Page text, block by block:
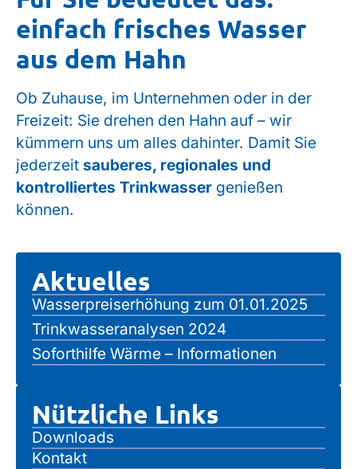
einfach frisches Wasser
aus dem Hahn
Ob Zuhause, im Unternehmen oder in der
Freizeit: Sie drehen den Hahn auf – wir
kümmern uns um alles dahinter. Damit Sie
jederzeit sauberes, regionales und
kontrolliertes Trinkwasser genießen
können.
Aktuelles
Wasserpreiserhöhung zum 01.01.2025
Trinkwasseranalysen 2024
Soforthilfe Wärme – Informationen
Nützliche Links
Downloads
Kontakt